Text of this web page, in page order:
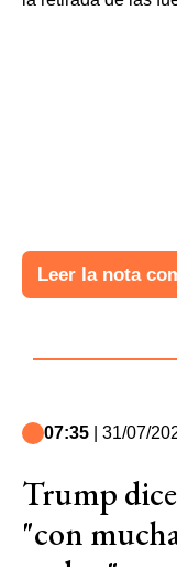
Leer la nota
07:35 | 31/07/
Trump
"con